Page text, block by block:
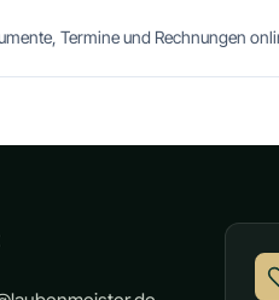
Termine und Rechnungen